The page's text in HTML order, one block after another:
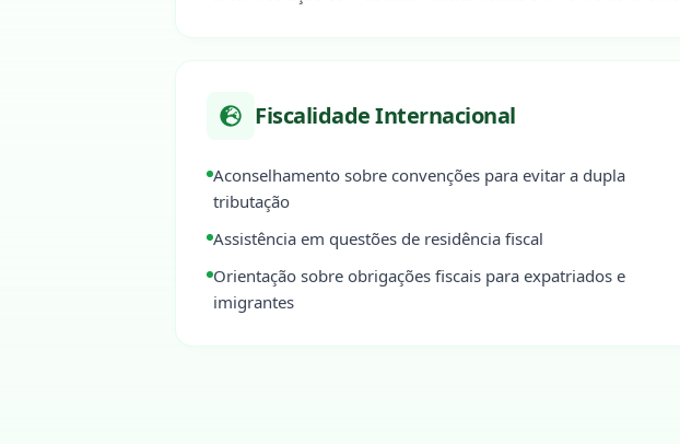
Fiscalidade Internacional
Aconselhamento sobre convenções para evitar a dupla
tributação
Assistência em questões de residência fiscal
Orientação sobre obrigações fiscais para expatriados e
imigrantes